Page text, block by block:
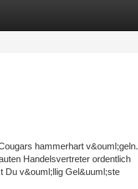
hammerhart
Handelsvertreter ordentlich
Du v&ouml;llig Gel&uuml;ste